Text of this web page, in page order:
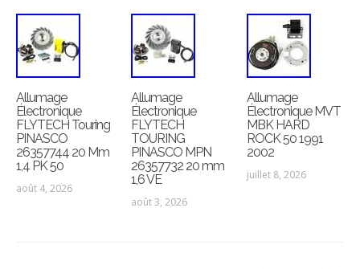
Allumage
Électronique
FLYTECH Touring
PINASCO
26357744 20 Mm
1,4 PK 50
août 4, 2026
Allumage
Électronique
FLYTECH
TOURING
PINASCO MPN
26357732 20 mm
1,6 VE
août 3, 2026
Allumage
Électronique MVT
MBK HARD
ROCK 50 1991
2002
juillet 8, 2026